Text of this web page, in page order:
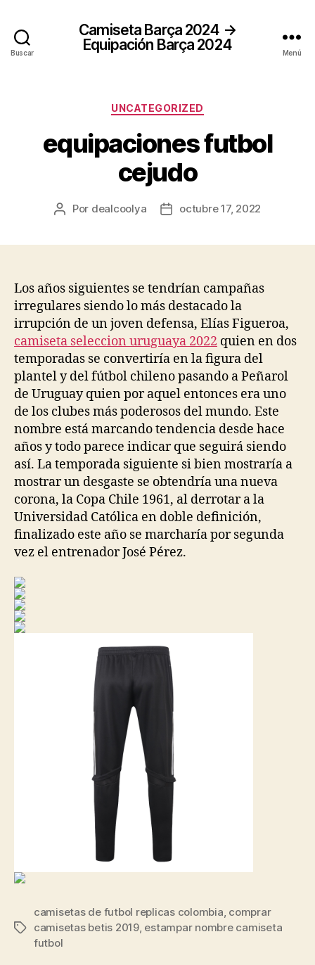
Buscar
Camiseta Barça 2024 →
Equipación Barça 2024
Menú
Categorías
UNCATEGORIZED
equipaciones futbol
cejudo
Autor
Por dealcoolya
Fechaoctubre 17, 2022
Los años siguientes se tendrían campañas
irregulares siendo lo más destacado la
irrupción de un joven defensa, Elías Figueroa,
camiseta seleccion uruguaya 2022 quien en dos
temporadas se convertiría en la figura del
plantel y del fútbol chileno pasando a Peñarol
de Uruguay quien por aquel entonces era uno
de los clubes más poderosos del mundo. Este
nombre está marcando tendencia desde hace
años y todo parece indicar que seguirá siendo
así. La temporada siguiente si bien mostraría a
mostrar un desgaste se obtendría una nueva
corona, la Copa Chile 1961, al derrotar a la
Universidad Católica en doble definición,
finalizado este año se marcharía por segunda
vez el entrenador José Pérez.
Etiquetas
camisetas de futbol replicas colombia, comprar
camisetas betis 2019, estampar nombre camiseta
futbol